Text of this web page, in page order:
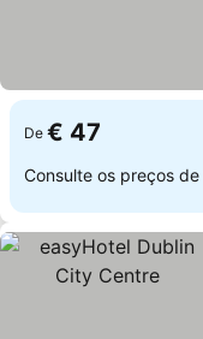
De € 47
Consulte os preços de